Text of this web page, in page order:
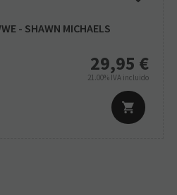
- SHAWN MICHAELS
29,95 €
21.00% IVA incluido